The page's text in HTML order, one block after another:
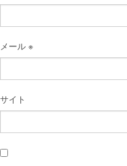
メール ※
サイト